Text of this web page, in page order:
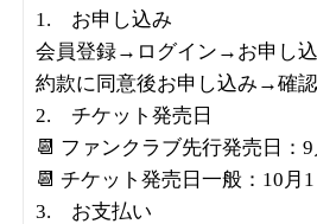
1. お申し込み
会員登録→ログイン→お申し
約款に同意後お申し込み→確
2. チケット発売日
📆 ファンクラブ先行発売日：
📆 チケット発売日一般：10月
3. お支払い